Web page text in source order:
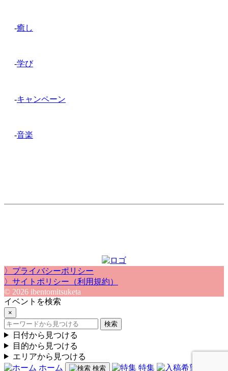
-癒し
-学び
-キャンペーン
-音楽
〉プライバシーポリシー
〉サイトポリシー（利用規約）
© 2026 ibentomitsuketa
イベントを検索
×
検索
日付から見つける
目的から見つける
エリアから見つける
ホーム
検索 特集